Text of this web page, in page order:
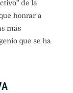
de la
honrar a
más
que se ha